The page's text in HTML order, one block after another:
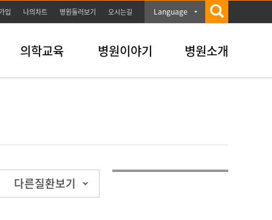
입 나의차트 병원둘러보기 오시는길 Language
의학교육 병원이야기 병원소개
다른질환보기